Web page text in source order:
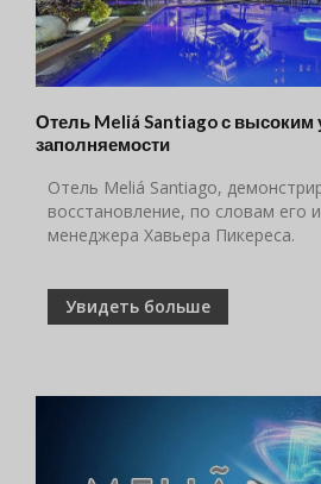
Отель Meliá Santiago с высоким
заполняемости
Отель Meliá Santiago,
восстановление, по словам его
менеджера Хавьера Пикереса.
Увидеть больше